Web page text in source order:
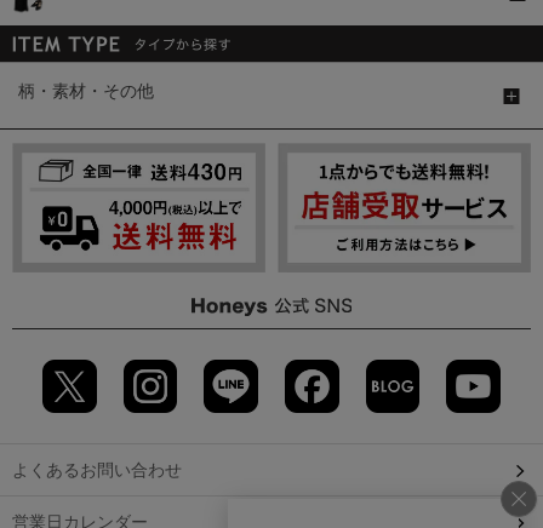
柄・素材・その他
よくあるお問い合わせ
営業日カレンダー